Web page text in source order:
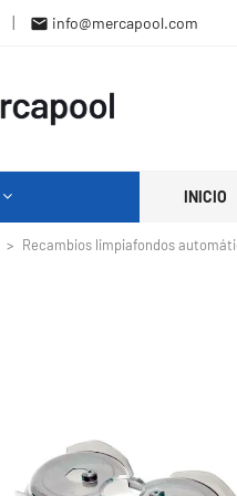
|  info@mercapool.com
INICIO
Recambios limpiafondos